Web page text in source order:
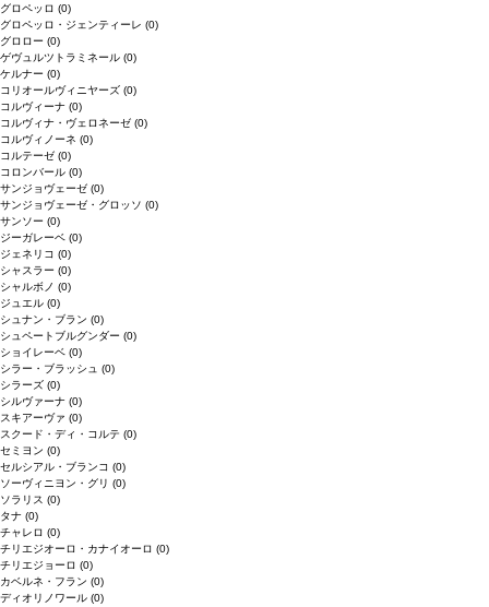
グロペッロ (0)
グロペッロ・ジェンティーレ (0)
グロロー (0)
ゲヴュルツトラミネール (0)
ケルナー (0)
コリオールヴィニヤーズ (0)
コルヴィーナ (0)
コルヴィナ・ヴェロネーゼ (0)
コルヴィノーネ (0)
コルテーゼ (0)
コロンバール (0)
サンジョヴェーゼ (0)
サンジョヴェーゼ・グロッソ (0)
サンソー (0)
ジーガレーベ (0)
ジェネリコ (0)
シャスラー (0)
シャルボノ (0)
ジュエル (0)
シュナン・ブラン (0)
シュペートブルグンダー (0)
ショイレーベ (0)
シラー・ブラッシュ (0)
シラーズ (0)
シルヴァーナ (0)
スキアーヴァ (0)
スクード・ディ・コルテ (0)
セミヨン (0)
セルシアル・ブランコ (0)
ソーヴィニヨン・グリ (0)
ソラリス (0)
タナ (0)
チャレロ (0)
チリエジオーロ・カナイオーロ (0)
チリエジョーロ (0)
カベルネ・フラン (0)
ディオリノワール (0)